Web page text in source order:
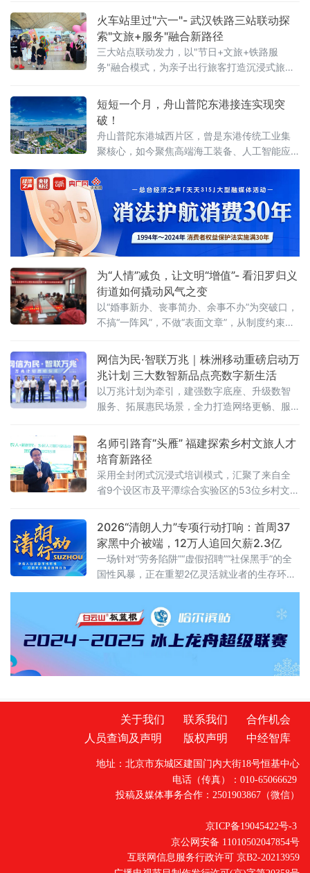
现场设置了多项互动游戏，社区"五老"与孩子们
携手参与、亲密配合。"五老"人员耐心示范游戏
火车站里过"六一"- 武汉铁路三站联动探
索"文旅+服务"融合新路径
三大站点联动发力，以"节日+文旅+铁路服
务"融合模式，为亲子出行旅客打造沉浸式旅途
站、武汉东站设联动分会场，重点面向环线列
车亲子出行旅客打造特色服务。活动前期，车
站依
短短一个月，舟山普陀东港接连实现突
破！
舟山普陀东港城西片区，曾是东港传统工业集
聚核心，如今聚焦高端海工装备、人工智能应
批优质企业相继落地，汽车零售总部集聚区也
加速成型，新能源汽车集合店二期等关键项目
稳步推进，发展动能持续增强。
为“人情”减负，让文明“增值”- 看汨罗归义
街道如何撬动风气之变
以“婚事新办、丧事简办、余事不办”为突破口，
不搞“一阵风”，不做“表面文章”，从制度约束到
常，走出一条系统化、常态化的移
网信为民·智联万兆｜株洲移动重磅启动万
兆计划 三大数智新品点亮数字新生活
以万兆计划为牵引，建强数字底座、升级数智
服务、拓展惠民场景，全力打造网络更畅、服
贡献移动力量！
名师引路育“头雁” 福建探索乡村文旅人才
培育新路径
采用全封闭式沉浸式培训模式，汇聚了来自全
省9个设区市及平潭综合实验区的53位乡村文旅
横跨理论
2026“清朗人力”专项行动打响：首周37
家黑中介被端，12万人追回欠薪2.3亿
一场针对“劳务陷阱”“虚假招聘”“社保黑手”的全
国性风暴，正在重塑2亿灵活就业者的生存环
年清理整顿人力资源市场秩序专项行动（代
号“清朗人力2
关于我们 联系我们
合作机会
人员查询及声明
版权声明 中经智库
地址：北京市东城区建国门内大街18号恒基中心
电话（传真）：010-65066629
投稿及媒体事务合作：2501903867（微信）
京ICP备19045422号-3
京公网安备 11010502047854号
互联网信息服务行政许可 京B2-20213959